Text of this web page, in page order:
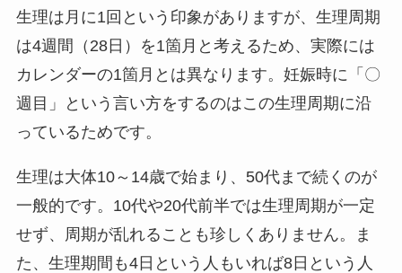
生理は月に1回という印象がありますが、生理周期
は4週間（28日）を1箇月と考えるため、実際には
カレンダーの1箇月とは異なります。妊娠時に「〇
週目」という言い方をするのはこの生理周期に沿
っているためです。
生理は大体10～14歳で始まり、50代まで続くのが
一般的です。10代や20代前半では生理周期が一定
せず、周期が乱れることも珍しくありません。ま
た、生理期間も4日という人もいれば8日という人